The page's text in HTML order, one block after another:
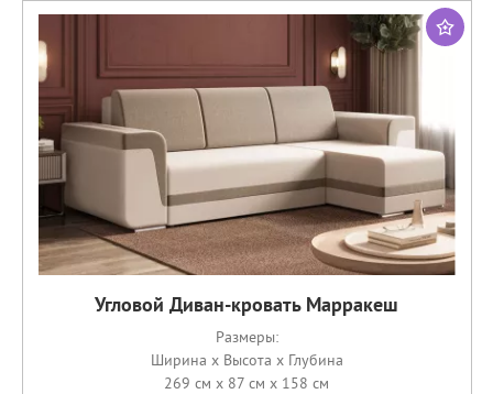
Угловой Диван-кровать Марракеш
Размеры:
Ширина x Высота x Глубина
269 см x 87 см x 158 см